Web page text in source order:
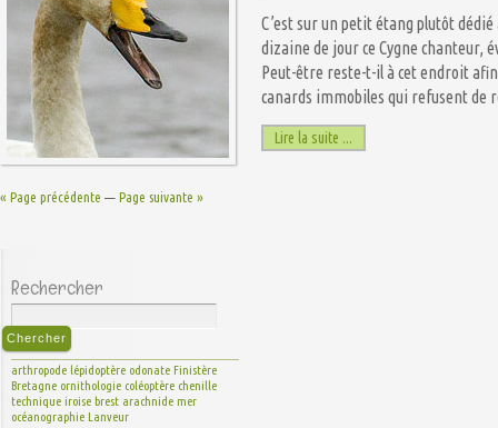
C’est sur un petit étang plutôt
dizaine de jour ce Cygne chanteur,
Peut-être reste-t-il à cet endroit
canards immobiles qui refusent de
Lire la suite ...
« Page précédente — Page suivante »
Rechercher
arthropode lépidoptère odonate Finistère
Bretagne ornithologie coléoptère chenille
technique iroise brest arachnide mer
océanographie Lanveur